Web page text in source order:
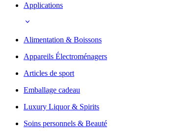
Applications
Alimentation & Boissons
Appareils Électroménagers
Articles de sport
Emballage cadeau
Luxury Liquor & Spirits
Soins personnels & Beauté